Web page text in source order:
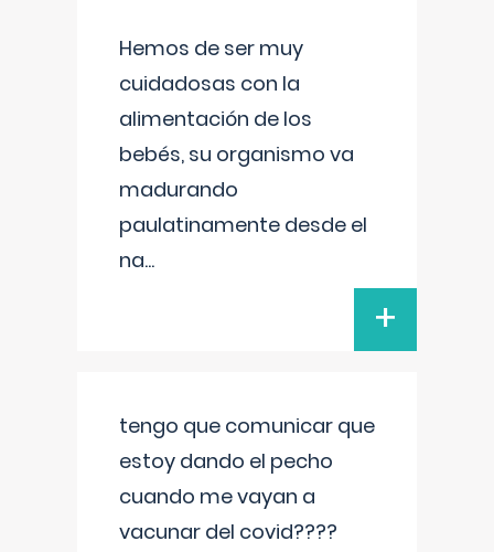
Hemos de ser muy
cuidadosas con la
alimentación de los
bebés, su organismo va
madurando
paulatinamente desde el
na...
+
tengo que comunicar que
estoy dando el pecho
cuando me vayan a
vacunar del covid????